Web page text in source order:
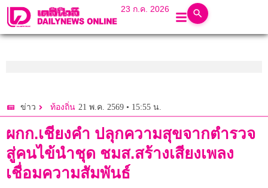
23 ก.ค. 2026
ข่าว ท้องถิ่น 21 พ.ค. 2569 • 15:55 น.
ผกก.เชียงคำ ปลุกความสุขจากตำรวจ
สู่คนไข้นำชุด ชมส.สร้างเสียงเพลง
เชื่อมความสัมพันธ์